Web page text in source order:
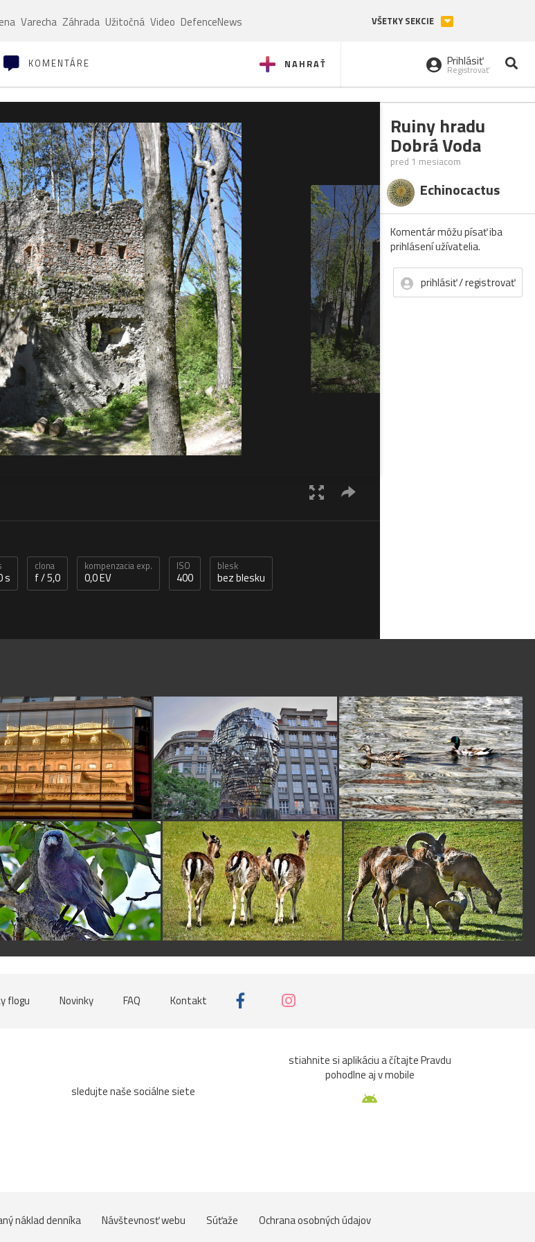
Varecha Záhrada Užitočná Video DefenceNews VŠETKY SEKCIE
NAHRAŤ
KOMENTÁRE Prihlásiť
Registrovať
s
clona
f / 5,0
kompenzacia exp.
0,0 EV
ISO
400
blesk
bez blesku
Ruiny hradu
Dobrá Voda
pred 1 mesiacom
Echinocactus
Komentár môžu písať iba
prihlásení užívatelia.
prihlásiť / registrovať
flogu Novinky FAQ Kontakt
sledujte naše sociálne siete
stiahnite si aplikáciu a čítajte Pravdu
pohodlne aj v mobile
náklad denníka Návštevnosť webu Súťaže Ochrana osobných údajov